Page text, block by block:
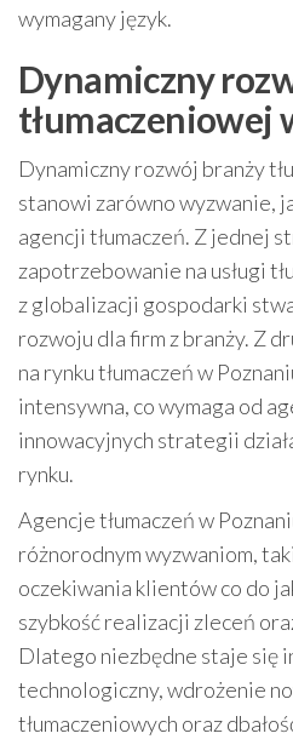
wymagany język.
Dynamiczny
tłumaczeniowej
Dynamiczny rozwój branży
stanowi zarówno wyzwanie,
agencji tłumaczeń. Z jednej
zapotrzebowanie na usługi
z globalizacji gospodarki
rozwoju dla firm z branży. Z
na rynku tłumaczeń w
intensywna, co wymaga od
innowacyjnych strategii
rynku.
Agencje tłumaczeń w
różnorodnym wyzwaniom,
oczekiwania klientów co do
szybkość realizacji zleceń
Dlatego niezbędne staje się
technologiczny, wdrożenie
tłumaczeniowych oraz